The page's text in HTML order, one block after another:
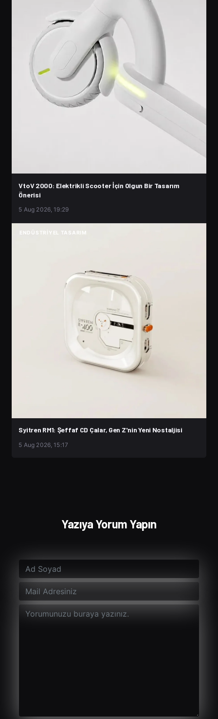
VtoV 2000: Elektrikli Scooter İçin Olgun Bir Tasarım
Önerisi
5 Aug 2026, 19:29
ENDÜSTRIYEL TASARIM
Syitren RM1: Şeffaf CD Çalar, Gen Z'nin Yeni Nostaljisi
5 Aug 2026, 15:17
Yazıya Yorum Yapın